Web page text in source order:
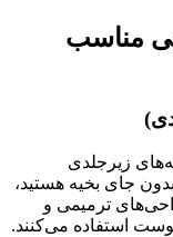
مناسب
زیرجلدی
جای بخیه هستید،
ترمیمی و
استفاده می‌کنند.